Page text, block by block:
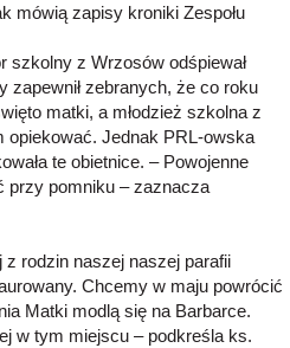
mówią zapisy kroniki Zespołu
szkolny z Wrzosów odśpiewał
zapewnił zebranych, że co roku
matki, a młodzież szkolna z
opiekować. Jednak PRL-owska
te obietnice. – Powojenne
przy pomniku – zaznacza
z rodzin naszej naszej parafii
Chcemy w maju powrócić
Matki modlą się na Barbarce.
w tym miejscu – podkreśla ks.